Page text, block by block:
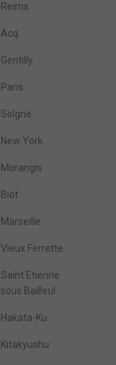
Reims
Acq
Gentilly
Paris
Solgne
New York
Morangis
Biot
Marseille
Vieux Ferrette
Saint Etienne
sous Bailleul
Hakata-Ku
Kitakyushu